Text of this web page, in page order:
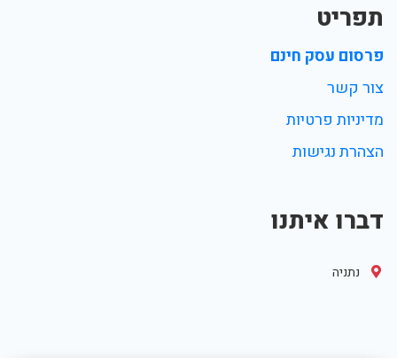
תפריט
פרסום עסק חינם
צור קשר
מדיניות פרטיות
הצהרת נגישות
דברו איתנו
נתניה